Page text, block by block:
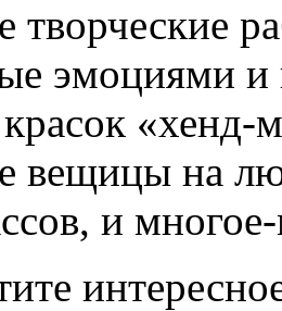
творческие
эмоциями и
«хенд-
вещицы на
и